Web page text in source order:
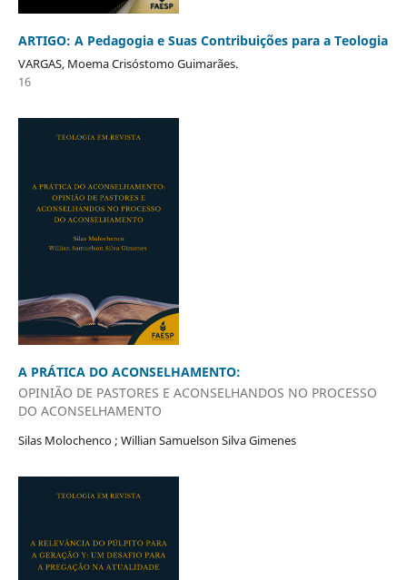
ARTIGO: A Pedagogia e Suas Contribuições para a Teologia
VARGAS, Moema Crisóstomo Guimarães.
16
A PRÁTICA DO ACONSELHAMENTO:
OPINIÃO DE PASTORES E ACONSELHANDOS NO PROCESSO
DO ACONSELHAMENTO
Silas Molochenco ; Willian Samuelson Silva Gimenes